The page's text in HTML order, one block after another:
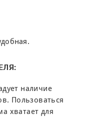
наличие
Пользоваться
хватает для